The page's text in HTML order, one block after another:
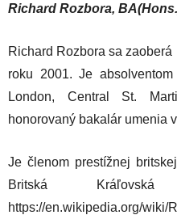
Richard Rozbora,
Richard Rozbora sa
roku 2001. Je
London, Central St.
honorovaný bakalár umenia
Je členom prestížnej
Britská
https://en.wikipedia.org/wiki/